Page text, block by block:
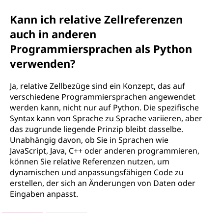
Kann ich relative Zellreferenzen
auch in anderen
Programmiersprachen als Python
verwenden?
Ja, relative Zellbezüge sind ein Konzept, das auf
verschiedene Programmiersprachen angewendet
werden kann, nicht nur auf Python. Die spezifische
Syntax kann von Sprache zu Sprache variieren, aber
das zugrunde liegende Prinzip bleibt dasselbe.
Unabhängig davon, ob Sie in Sprachen wie
JavaScript, Java, C++ oder anderen programmieren,
können Sie relative Referenzen nutzen, um
dynamischen und anpassungsfähigen Code zu
erstellen, der sich an Änderungen von Daten oder
Eingaben anpasst.